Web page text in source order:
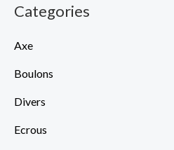
Categories
Axe
Boulons
Divers
Ecrous